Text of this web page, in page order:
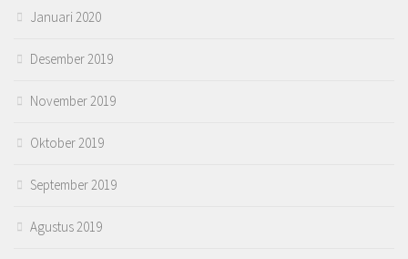
Januari 2020
Desember 2019
November 2019
Oktober 2019
September 2019
Agustus 2019